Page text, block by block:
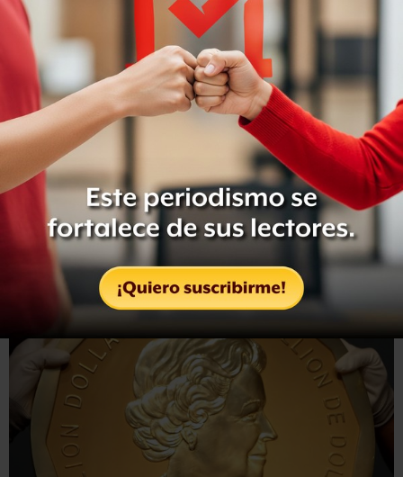
las vías del tren.
Tras revisar la zona, encontraron una escalera en las vías
del tren.
No está claro cómo hicieron los ladrones para evadir el
sistema de alarmas o para cargar la moneda.
Hablaron de “ladrones” en plural porque creen que
pieza es muy pesada para que una sola persona haya
podido transportarla.